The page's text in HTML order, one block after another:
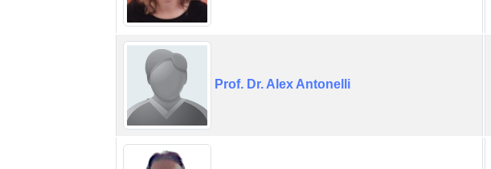
Prof. Dr. Alex Antonelli